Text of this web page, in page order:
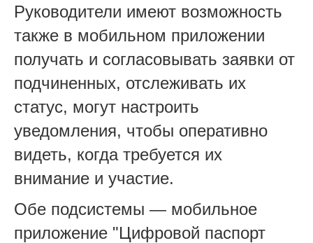
Руководители имеют возможность
также в мобильном приложении
получать и согласовывать заявки от
подчиненных, отслеживать их
статус, могут настроить
уведомления, чтобы оперативно
видеть, когда требуется их
внимание и участие.
Обе подсистемы — мобильное
приложение "Цифровой паспорт